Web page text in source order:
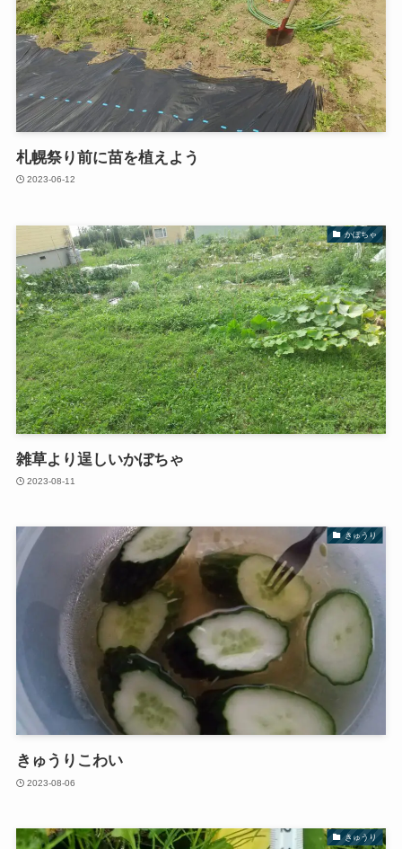
札幌祭り前に苗を植えよう
2023-06-12
かぼちゃ
雑草より逞しいかぼちゃ
2023-08-11
きゅうり
きゅうりこわい
2023-08-06
きゅうり